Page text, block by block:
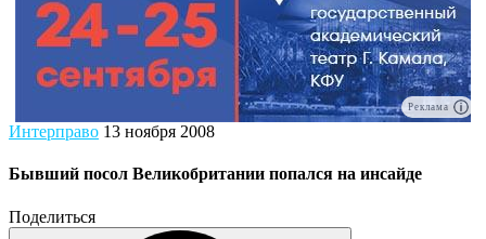
Реклама
Интерправо 13 ноября 2008
Бывший посол Великобритании попался на инсайде
Поделиться